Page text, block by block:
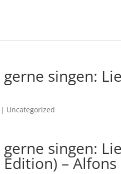
singen:
| Uncategorized
singen:
–